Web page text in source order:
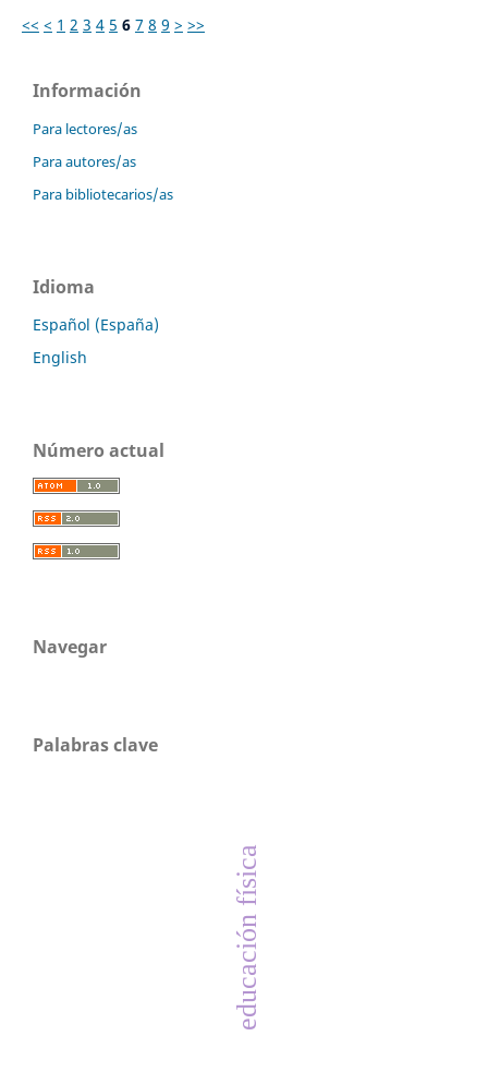
<< < 1 2 3 4 5 6 7 8 9 > >>
Información
Para lectores/as
Para autores/as
Para bibliotecarios/as
Idioma
Español (España)
English
Número actual
Navegar
Palabras clave
educación física